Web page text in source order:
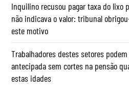
Inquilino recusou pagar taxa do lixo
não indicava o valor: tribunal
este motivo
Trabalhadores destes setores
antecipada sem cortes na pensão
estas idades